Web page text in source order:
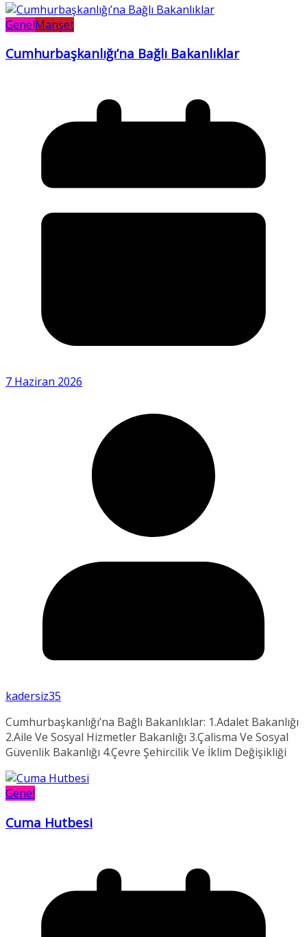
GenelManşet
Cumhurbaşkanlığı’na Bağlı Bakanlıklar
7 Haziran 2026
kadersiz35
Cumhurbaşkanlığı’na Bağlı Bakanlıklar: 1.Adalet Bakanlığı
2.Aile Ve Sosyal Hizmetler Bakanlığı 3.Çalisma Ve Sosyal
Güvenlik Bakanlığı 4.Çevre Şehircilik Ve İklim Değişikliği
Genel
Cuma Hutbesi